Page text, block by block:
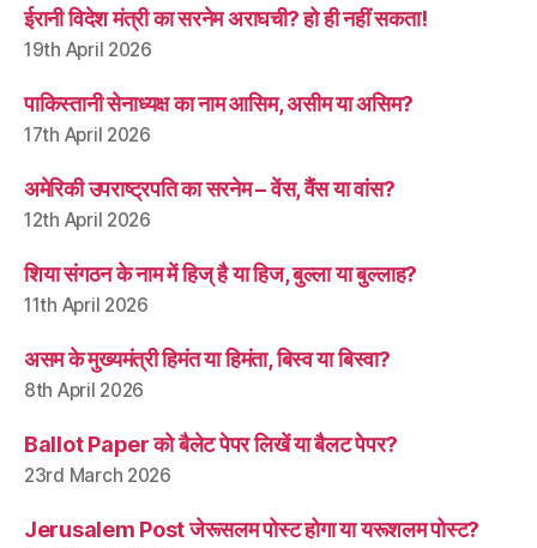
ईरानी विदेश मंत्री का सरनेम अराघची? हो ही नहीं सकता!
19th April 2026
पाकिस्तानी सेनाध्यक्ष का नाम आसिम, असीम या असिम?
17th April 2026
अमेरिकी उपराष्ट्रपति का सरनेम – वेंस, वैंस या वांस?
12th April 2026
शिया संगठन के नाम में हिज् है या हिज, बुल्ला या बुल्लाह?
11th April 2026
असम के मुख्यमंत्री हिमंत या हिमंता, बिस्व या बिस्वा?
8th April 2026
Ballot Paper को बैलेट पेपर लिखें या बैलट पेपर?
23rd March 2026
Jerusalem Post जेरूसलम पोस्ट होगा या यरूशलम पोस्ट?